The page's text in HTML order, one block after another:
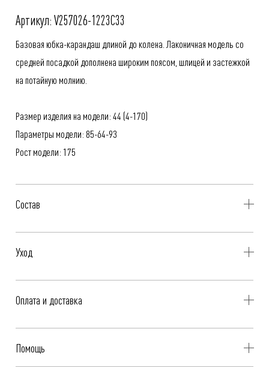
Артикул: V257026-1223C33
Базовая юбка-карандаш длиной до колена. Лаконичная модель со
средней посадкой дополнена широким поясом, шлицей и застежкой
на потайную молнию.
Размер изделия на модели: 44 (4-170)
Параметры модели: 85-64-93
Рост модели: 175
Состав
Уход
- Не стирать, не отбеливать, не отжимать
Оплата и доставка
Яндекс.Сплит.
Помощь